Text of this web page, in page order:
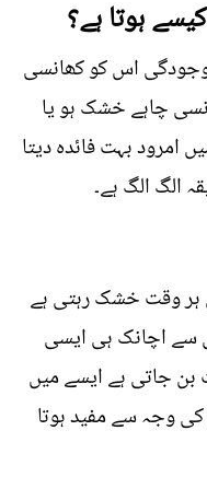
ہوتا ہے؟
اس کو کھانسی
چاہے خشک ہو یا
امرود بہت فائدہ دیتا
الگ الگ ہے۔
ہر وقت خشک رہتی ہے
سے اچانک ہی ایسی
بن جاتی ہے ایسے میں
وجہ سے مفید ہوتا